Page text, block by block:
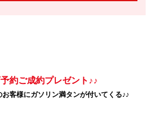
約ご成約プレゼント♪♪
お客様にガソリン満タンが付いてくる♪♪